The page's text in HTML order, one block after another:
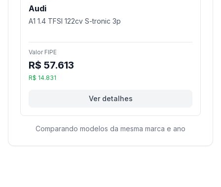
Audi
A1 1.4 TFSI 122cv S-tronic 3p
Valor FIPE
R$ 57.613
R$ 14.831
Ver detalhes
Comparando modelos da mesma marca e ano